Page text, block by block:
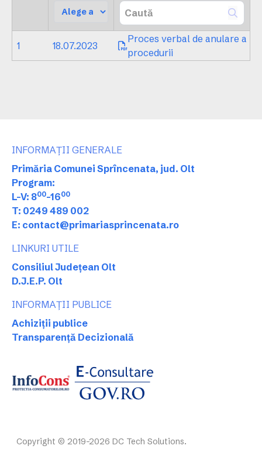
1 18.07.2023
Proces verbal de anulare a
procedurii
INFORMAȚII GENERALE
Primăria Comunei Sprîncenata, jud. Olt
Program:
L-V: 800-1600
T: 0249 489 002
E: contact@primariasprincenata.ro
LINKURI UTILE
Consiliul Județean Olt
D.J.E.P. Olt
INFORMAȚII PUBLICE
Achiziții publice
Transparență Decizională
Copyright © 2019-2026 DC Tech Solutions.